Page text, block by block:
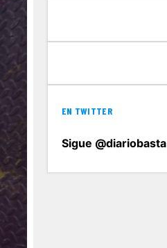
EN TWITTER
Sigue @diariobasta